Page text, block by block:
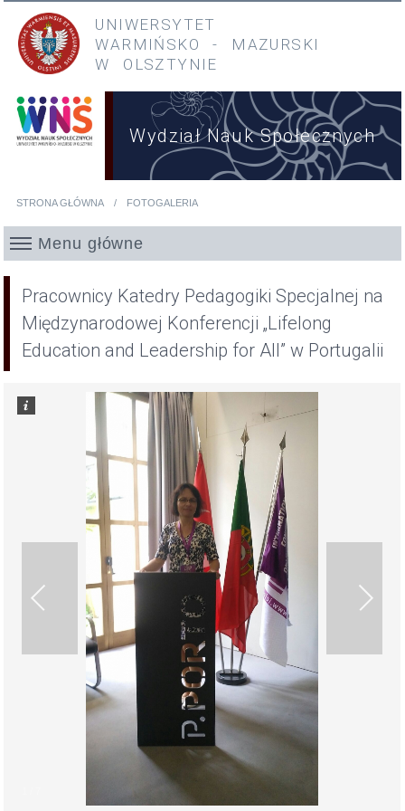
Przejdź do treści
Przejdź do menu głównego
UNIWERSYTET
WARMIŃSKO
- MAZURSKI
W OLSZTYNIE
Wydział Nauk Społecznych
STRONA GŁÓWNA FOTOGALERIA
Menu główne
Pracownicy Katedry Pedagogiki Specjalnej na
Międzynarodowej Konferencji „Lifelong
Education and Leadership for All” w Portugalii